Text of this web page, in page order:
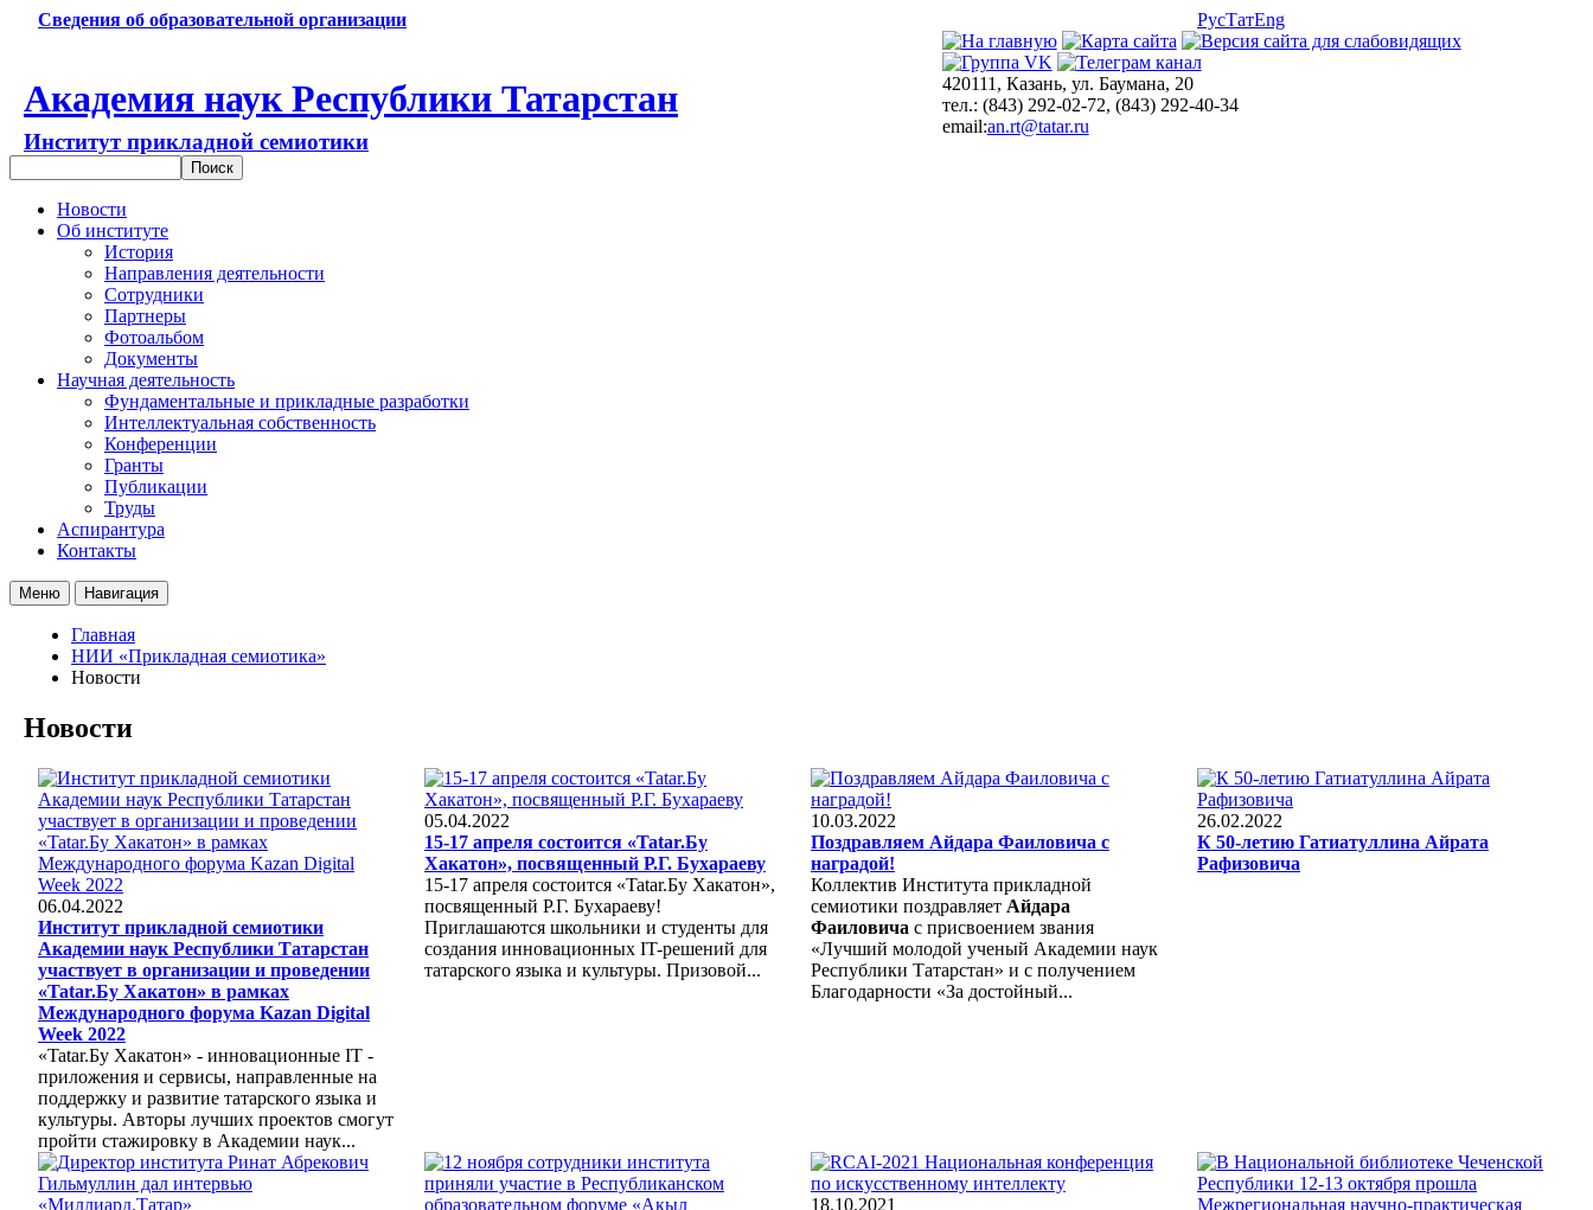
Сведения об образовательной организации РусТатEng
Академия наук Республики Татарстан
Институт прикладной семиотики
420111, Казань, ул. Баумана, 20
тел.: (843) 292-02-72, (843) 292-40-34
email:an.rt@tatar.ru
Новости
Об институте
История
Направления деятельности
Сотрудники
Партнеры
Фотоальбом
Документы
Научная деятельность
Фундаментальные и прикладные разработки
Интеллектуальная собственность
Конференции
Гранты
Публикации
Труды
Аспирантура
Контакты
Меню Навигация
Главная
НИИ «Прикладная семиотика»
Новости
Новости
06.04.2022
Институт прикладной семиотики
Академии наук Республики Татарстан
участвует в организации и проведении
«Tatar.Бу Хакатон» в рамках
Международного форума Kazan Digital
Week 2022
«Tatar.Бу Хакатон» - инновационные IT -
приложения и сервисы, направленные на
поддержку и развитие татарского языка и
культуры. Авторы лучших проектов смогут
пройти стажировку в Академии наук...
05.04.2022
15-17 апреля состоится «Tatar.Бу
Хакатон», посвященный Р.Г. Бухараеву
15-17 апреля состоится «Tatar.Бу Хакатон»,
посвященный Р.Г. Бухараеву!
Приглашаются школьники и студенты для
создания инновационных IT-решений для
татарского языка и культуры. Призовой...
10.03.2022
Поздравляем Айдара Фаиловича с
наградой!
Коллектив Института прикладной
семиотики поздравляет Айдара
Фаиловича с присвоением звания
«Лучший молодой ученый Академии наук
Республики Татарстан» и с получением
Благодарности «За достойный...
26.02.2022
К 50-летию Гатиатуллина Айрата
Рафизовича
18.10.2021